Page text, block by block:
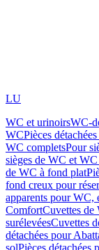
LU
WC et urinoirsWC-
WCPièces
WC completsPour
sièges de WC et
de WC à fond plat
fond creux pour
apparents pour WC,
ComfortCuvettes de
surélevéesCuvettes
détachées pour
solPièces détachées